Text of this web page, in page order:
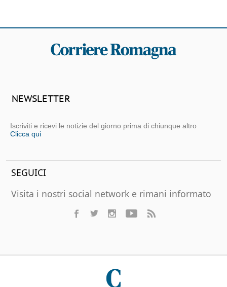
NEWSLETTER
Iscriviti e ricevi le notizie del giorno prima di chiunque altro
Clicca qui
SEGUICI
Visita i nostri social network e rimani informato